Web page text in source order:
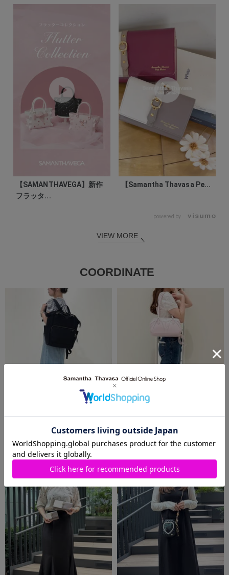
【SAMANTHAVEGA】新作
フラッタ...
【Samantha Thavasa Pe...
powered by
VIEW MORE
COORDINATE
2026.08.08
Samantha Thavasa
2026.08.07